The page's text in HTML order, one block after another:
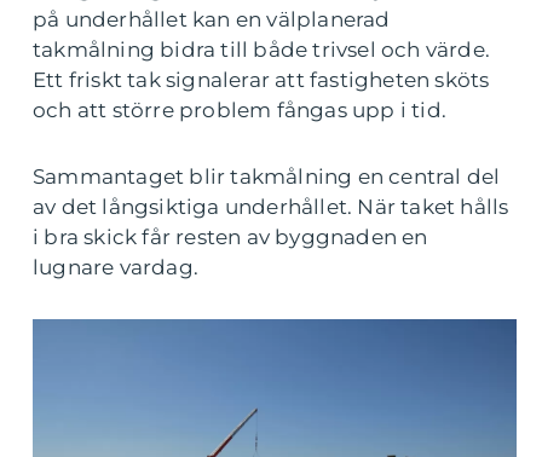
på underhållet kan en välplanerad
takmålning bidra till både trivsel och värde.
Ett friskt tak signalerar att fastigheten sköts
och att större problem fångas upp i tid.
Sammantaget blir takmålning en central del
av det långsiktiga underhållet. När taket hålls
i bra skick får resten av byggnaden en
lugnare vardag.